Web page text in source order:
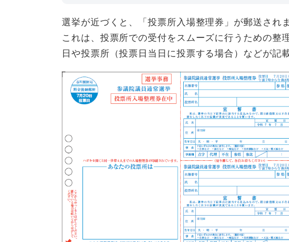
選挙が近づくと、「投票所入場整理券」が郵送されま
これは、投票所での受付をスムーズに行うための整
日や投票所（投票日当日に投票する場合）などが記